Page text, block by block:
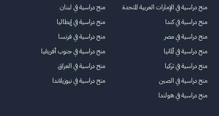
منح دراسية في الإمارات العربية المتحدة
منح دراسية في كندا
منح دراسية في مصر
منح دراسية في ألمانيا
منح دراسية في تركيا
منح دراسية في الصين
منح دراسية في هولندا
منح دراسية في لبنان
منح دراسية في إيطاليا
منح دراسية في فرنسا
منح دراسية في جنوب أفريقيا
منح دراسية في العراق
منح دراسية في نيوزيلاندا